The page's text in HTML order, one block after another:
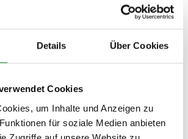
Details Über Cookies
Cookies
um Inhalte und Anzeigen zu
für soziale Medien anbieten
Identifizierung können Sie auch unseren
, Telefon oder E-Mail).
Fahrzeugdaten:
Schlüsselnummerzu 2
Fahrgestellnummer.
nicht dabei?
für AT-Lenkgetriebe»